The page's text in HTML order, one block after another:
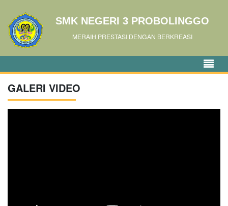
SMK NEGERI 3 PROBOLINGGO
MERAIH PRESTASI DENGAN BERKREASI
GALERI VIDEO